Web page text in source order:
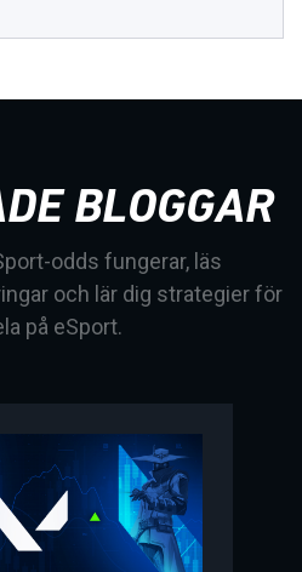
BLOGGAR
odds fungerar, läs
och lär dig strategier för
på eSport.